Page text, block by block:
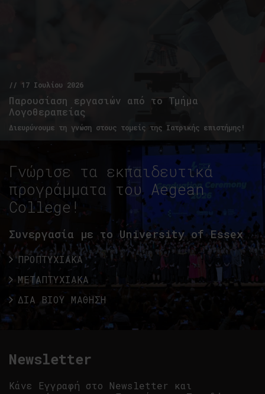
// 17 Ιουλίου 2026
Παρουσίαση εργασιών από το Τμήμα
Λογοθεραπείας
Διευρύνουμε τη γνώση στους τομείς της Ιατρικής επιστήμης!
Γνώρισε τα εκπαιδευτικά
προγράμματα του Aegean
College!
Συνεργασία με το University of Essex
ΠΡΟΠΤΥΧΙΑΚΑ
ΜΕΤΑΠΤΥΧΙΑΚΑ
ΔΙΑ ΒΙΟΥ ΜΑΘΗΣΗ
Newsletter
Κάνε Εγγραφή στο Newsletter και